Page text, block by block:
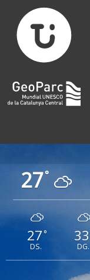
27°
27°
DS.
33
DG.